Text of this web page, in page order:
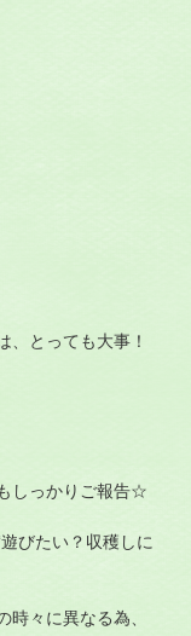
、とっても大事！
しっかりご報告☆
びたい？収穫しに
々に異なる為、